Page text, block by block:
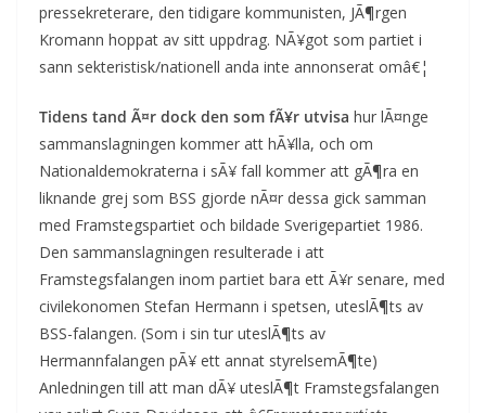
pressekreterare, den tidigare kommunisten, JÃ¶rgen
Kromann hoppat av sitt uppdrag. NÃ¥got som partiet i
sann sekteristisk/nationell anda inte annonserat omâ€¦
Tidens tand Ã¤r dock den som fÃ¥r utvisa hur lÃ¤nge
sammanslagningen kommer att hÃ¥lla, och om
Nationaldemokraterna i sÃ¥ fall kommer att gÃ¶ra en
liknande grej som BSS gjorde nÃ¤r dessa gick samman
med Framstegspartiet och bildade Sverigepartiet 1986.
Den sammanslagningen resulterade i att
Framstegsfalangen inom partiet bara ett Ã¥r senare, med
civilekonomen Stefan Hermann i spetsen, uteslÃ¶ts av
BSS-falangen. (Som i sin tur uteslÃ¶ts av
Hermannfalangen pÃ¥ ett annat styrelsemÃ¶te)
Anledningen till att man dÃ¥ uteslÃ¶t Framstegsfalangen